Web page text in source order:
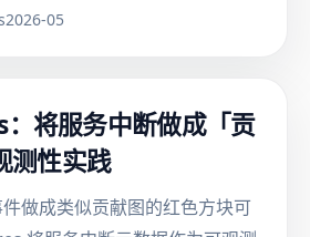
2026-05
：将服务中断做成「贡
测性实践
做成类似贡献图的红色方块可